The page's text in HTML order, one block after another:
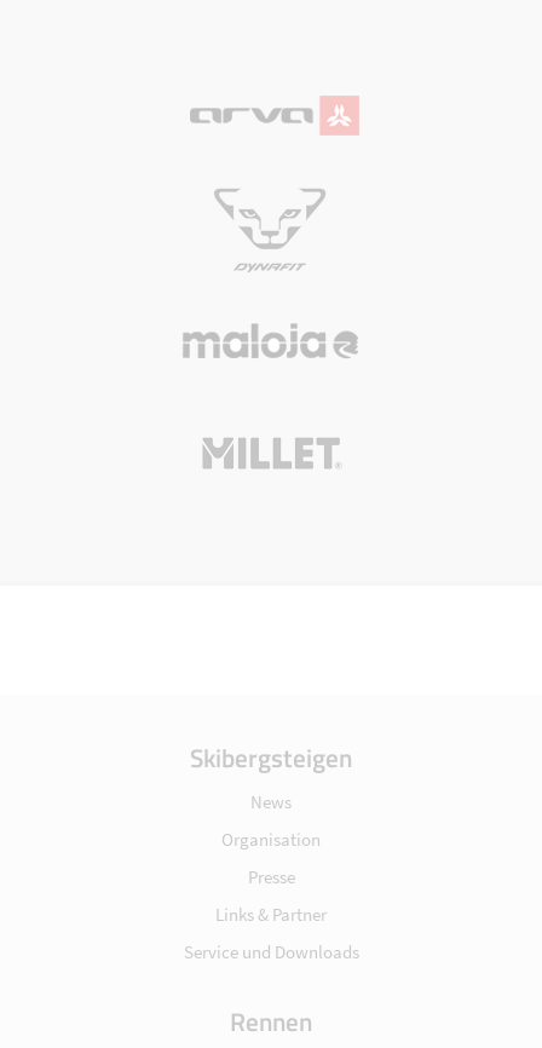
Skibergsteigen
News
Organisation
Presse
Links & Partner
Service und Downloads
Rennen